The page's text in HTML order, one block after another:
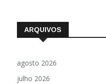
ARQUIVOS
agosto 2026
julho 2026